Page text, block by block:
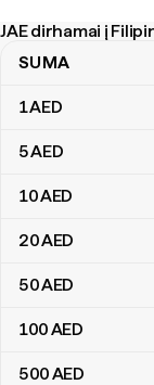
JAE dirhamai į
JAE dirhamai į
SUMA
1AED
5AED
10AED
20AED
50AED
100AED
500AED